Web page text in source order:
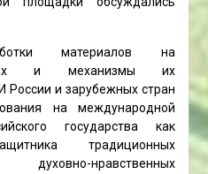
материалов на
и механизмы их
России и зарубежных стран
на международной
государства как
традиционных
нравственных